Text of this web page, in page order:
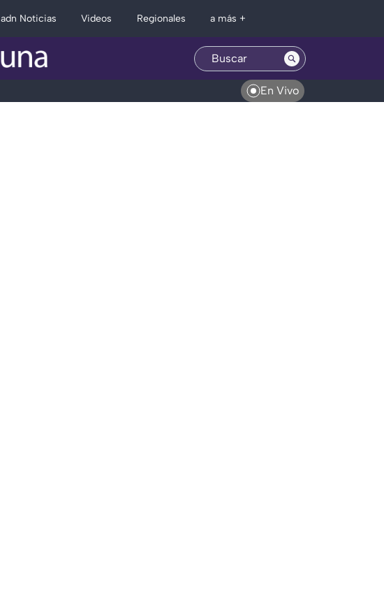
adn Noticias Videos Regionales a más +
En Vivo